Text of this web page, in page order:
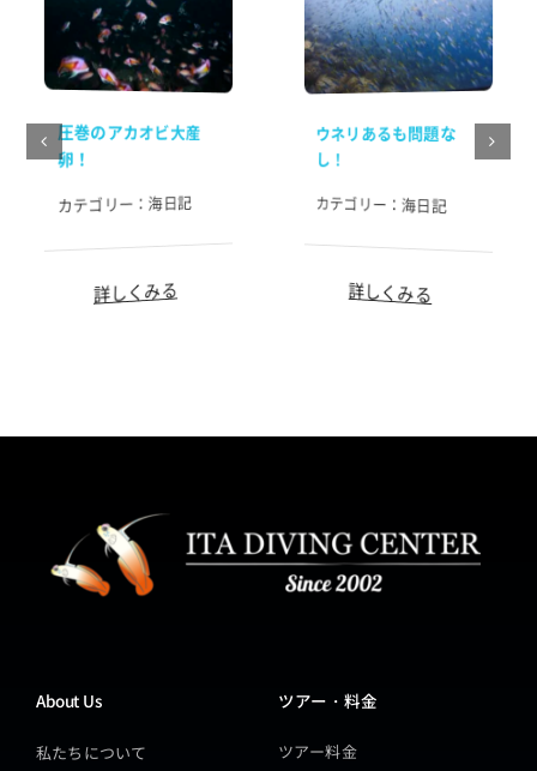
圧巻のアカオビ大産
卵！
カテゴリー： 海日記
詳しくみる
ウネリあるも問題な
し！
カテゴリー：海日記
詳しくみる
About Us
私たちについて
ツアー・料金
ツアー料金